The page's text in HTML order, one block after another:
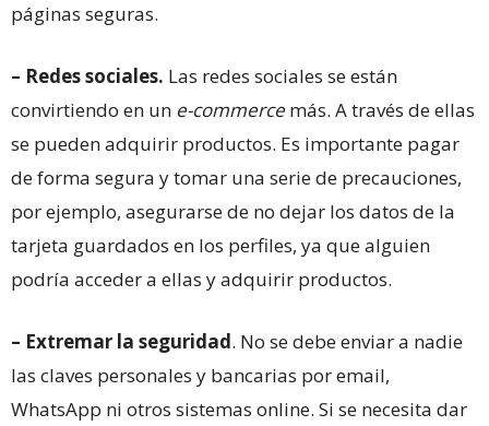
páginas seguras.
– Redes sociales. Las redes sociales se están
convirtiendo en un e-commerce más. A través de ellas
se pueden adquirir productos. Es importante pagar
de forma segura y tomar una serie de precauciones,
por ejemplo, asegurarse de no dejar los datos de la
tarjeta guardados en los perfiles, ya que alguien
podría acceder a ellas y adquirir productos.
– Extremar la seguridad. No se debe enviar a nadie
las claves personales y bancarias por email,
WhatsApp ni otros sistemas online. Si se necesita dar